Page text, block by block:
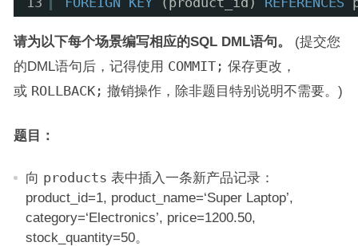
请为以下每个场景编写相应的SQL DML语句。
(提交您
的DML语句后，记得使用 COMMIT; 保存更改，
或 ROLLBACK; 撤销操作，除非题目特别说明不需要。)
题目：
向 products 表中插入一条新产品记录：
product_id=1, product_name=‘Super Laptop’,
category=‘Electronics’, price=1200.50,
stock_quantity=50。